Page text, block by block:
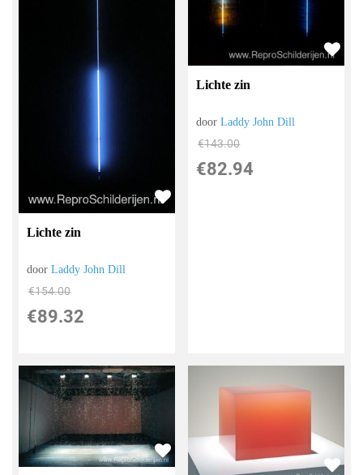
Lichte zin
doorLaddy John Dill
€154.00
€89.32
Lichte zin
doorLaddy John Dill
€143.00
€82.94